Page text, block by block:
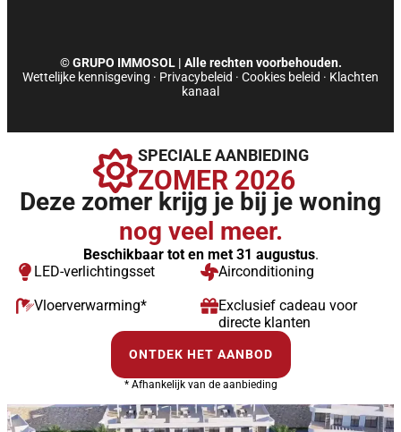
k
n
n
a© GRUPO IMMOSOL | Alle rechten voorbehouden.
Wettelijke kennisgeving · Privacybeleid · Cookies beleid · Klachten
kanaal
SPECIALE AANBIEDING
ZOMER 2026
Deze zomer krijg je bij je woning
nog veel meer.
Beschikbaar tot en met 31 augustus.
LED-verlichtingsset
Airconditioning
Vloerverwarming*
Exclusief cadeau voor
directe klanten
ONTDEK HET AANBOD
* Afhankelijk van de aanbieding